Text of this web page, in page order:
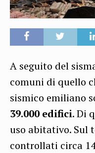
A seguito del
comuni di quello
sismico emiliano
39.000 edifici. Di
uso abitativo. Sul
controllati circa